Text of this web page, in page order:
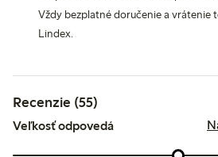
Vždy bezplatné doručenie a vrátenie
Lindex.
Recenzie (55)
Veľkosť odpovedá